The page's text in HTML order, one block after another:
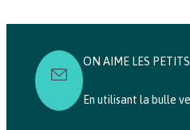
ON AIME LES
En utilisant la bulle